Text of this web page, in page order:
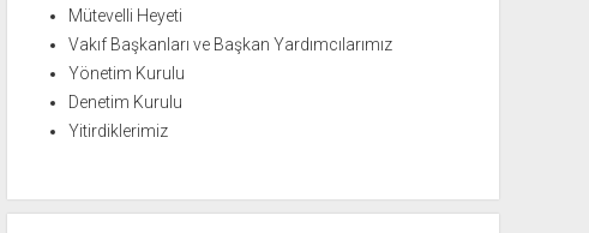
Mütevelli Heyeti
Vakıf Başkanları ve Başkan Yardımcılarımız
Yönetim Kurulu
Denetim Kurulu
Yitirdiklerimiz